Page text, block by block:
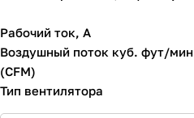
Рабочий ток, А
Воздушный поток куб. фут/мин
(CFM)
Тип вентилятора